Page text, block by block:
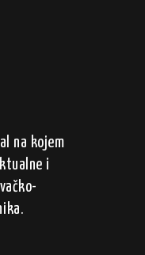
na kojem
i